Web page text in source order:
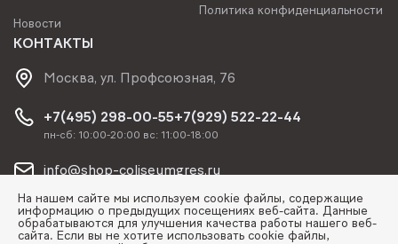
Новости
Политика конфиденциальности
КОНТАКТЫ
Москва, ул. Профсоюзная, 76
+7(495) 298-00-55+7(929) 522-22-44
пн-сб: 10:00-20:00 вс: 11:00-18:00
info@shop-coliseumgres.ru
На нашем сайте мы используем cookie файлы, содержащие
информацию о предыдущих посещениях веб-сайта. Данные
обрабатываются для улучшения качества работы нашего веб-
сайта. Если вы не хотите использовать cookie файлы,